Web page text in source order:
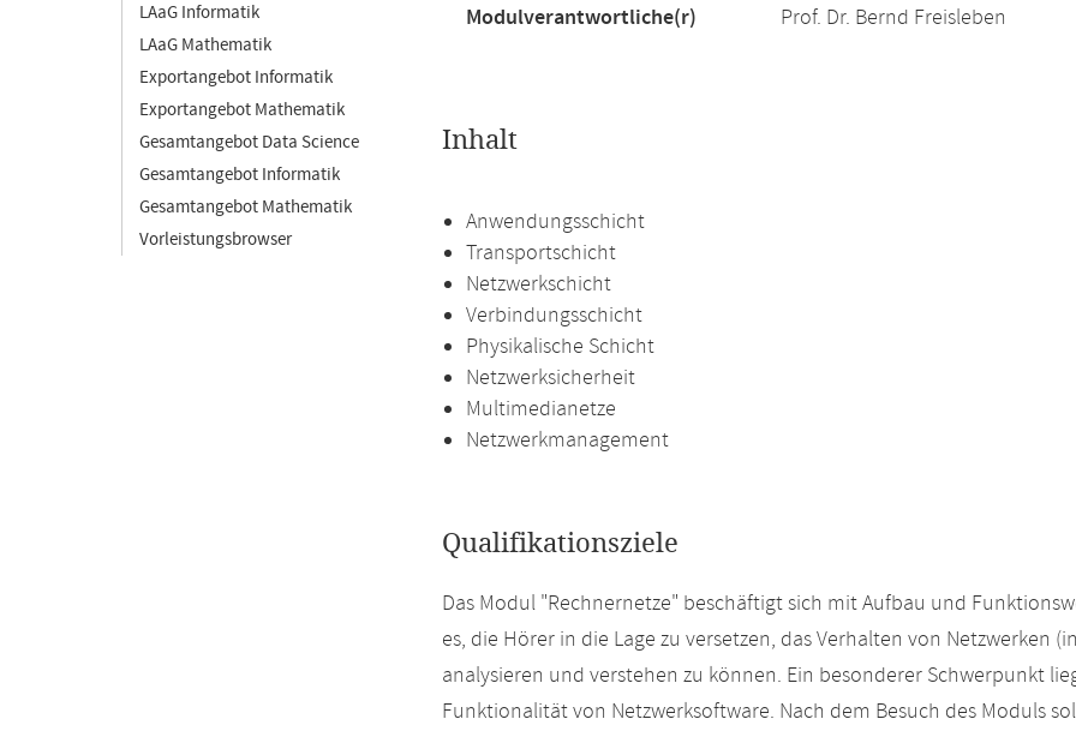
LAaG Informatik
LAaG Mathematik
Exportangebot Informatik
Exportangebot Mathematik
Gesamtangebot Data Science
Gesamtangebot Informatik
Gesamtangebot Mathematik
Vorleistungsbrowser
Modulverantwortliche(r) Prof. Dr. Bernd Freisleben
Inhalt
Anwendungsschicht
Transportschicht
Netzwerkschicht
Verbindungsschicht
Physikalische Schicht
Netzwerksicherheit
Multimedianetze
Netzwerkmanagement
Qualifikationsziele
Das Modul "Rechnernetze" beschäftigt sich mit Aufbau und
es, die Hörer in die Lage zu versetzen, das Verhalten von Netzwerken
analysieren und verstehen zu können. Ein besonderer Schwerpunkt
Funktionalität von Netzwerksoftware. Nach dem Besuch des Moduls